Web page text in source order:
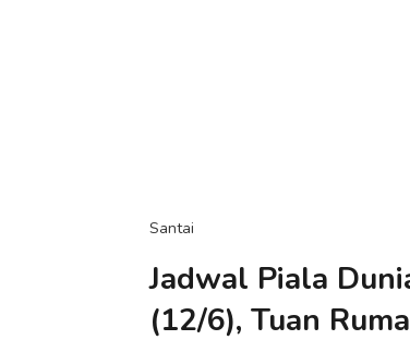
Santai
Jadwal Piala
(12/6), Tuan